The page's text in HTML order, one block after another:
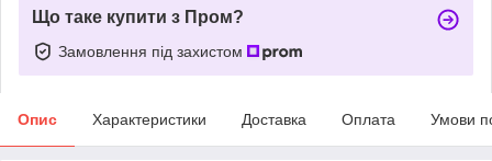
Що таке купити з Пром?
Замовлення під захистом
Опис Характеристики Доставка Оплата Умови